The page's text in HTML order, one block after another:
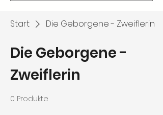
Start Die Geborgene - Zweiflerin
Die Geborgene -
Zweiflerin
0 Produkte